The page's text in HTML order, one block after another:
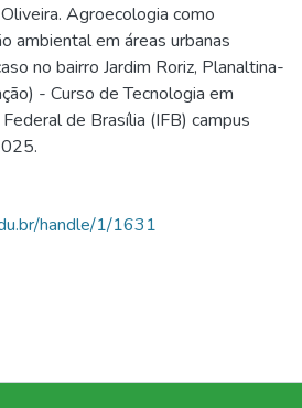
Agroecologia como
ambiental em áreas urbanas
no bairro Jardim Roriz, Planaltina-
- Curso de Tecnologia em
de Brasília (IFB) campus
handle/1/1631